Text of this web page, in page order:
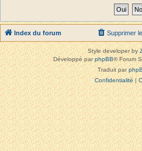
Index du forum Supprimer
Style developer by
Développé parphpBB® Forum
Traduit par
Confidentialité|